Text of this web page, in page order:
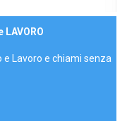
LAVORO
Lavoro e chiami senza